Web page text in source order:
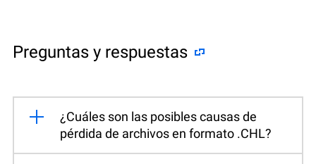
Preguntas y respuestas
¿Cuáles son las posibles causas de
pérdida de archivos en formato .CHL?